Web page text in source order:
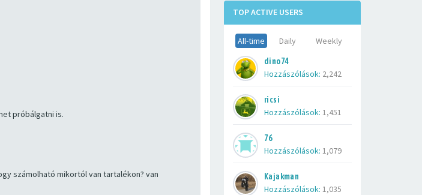
TOP ACTIVE USERS
All-time Daily Weekly
dino74
Hozzászólások: 2,242
ricsi
Hozzászólások: 1,451
76
Hozzászólások: 1,079
Kajakman
Hozzászólások: 1,035
próbálgatni is.
számolható mikortól van tartalékon? van